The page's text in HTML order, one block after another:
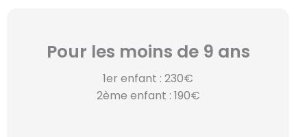
Pour les moins de 9 ans
1er enfant : 230€
2ème enfant : 190€